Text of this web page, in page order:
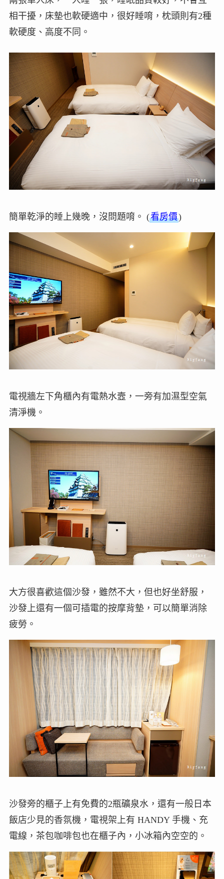
相干擾，床墊也軟硬適中，很好睡唷，枕頭則有2種
軟硬度、高度不同。
簡單乾淨的睡上幾晚，沒問題唷。 (看房價)
電視牆左下角櫃內有電熱水壼，一旁有加濕型空氣
清淨機。
大方很喜歡這個沙發，雖然不大，但也好坐舒服，
沙發上還有一個可插電的按摩背墊，可以簡單消除
疲勞。
沙發旁的櫃子上有免費的2瓶礦泉水，還有一般日本
飯店少見的香氛機，電視架上有 HANDY 手機、充
電線，茶包咖啡包也在櫃子內，小冰箱內空空的。